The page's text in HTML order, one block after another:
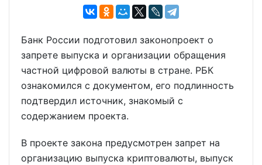
Банк России подготовил законопроект о
запрете выпуска и организации обращения
частной цифровой валюты в стране. РБК
ознакомился с документом, его подлинность
подтвердил источник, знакомый с
содержанием проекта.
В проекте закона предусмотрен запрет на
организацию выпуска криптовалюты, выпуск